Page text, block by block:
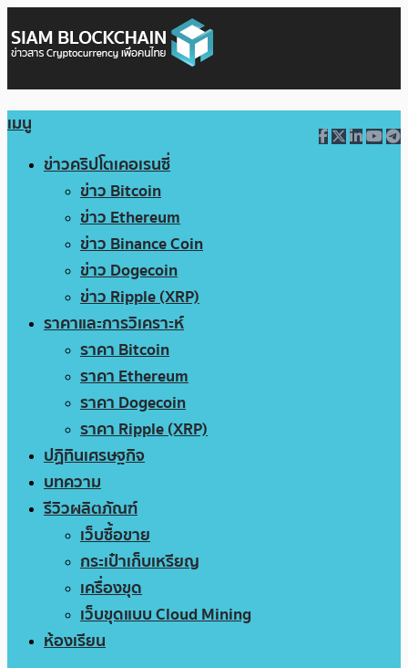
เมนู
ข่าวคริปโตเคอเรนซี่
ข่าว Bitcoin
ข่าว Ethereum
ข่าว Binance Coin
ข่าว Dogecoin
ข่าว Ripple (XRP)
ราคาและการวิเคราะห์
ราคา Bitcoin
ราคา Ethereum
ราคา Dogecoin
ราคา Ripple (XRP)
ปฏิทินเศรษฐกิจ
บทความ
รีวิวผลิตภัณฑ์
เว็บซื้อขาย
กระเป๋าเก็บเหรียญ
เครื่องขุด
เว็บขุดแบบ Cloud Mining
ห้องเรียน